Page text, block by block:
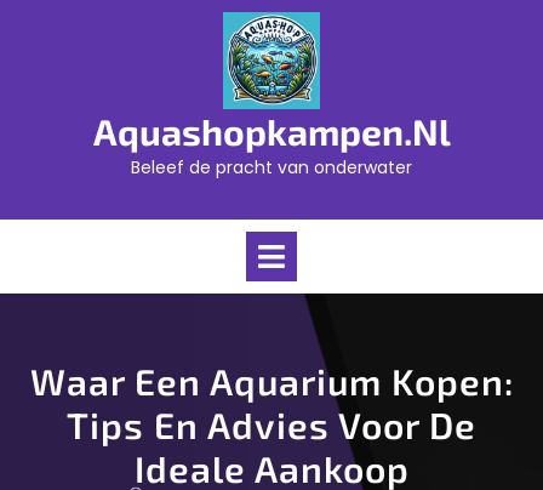
Aquashopkampen.nl
Beleef de pracht van onderwater
Open
Waar Een Aquarium Kopen:
Tips En Advies Voor De
Ideale Aankoop